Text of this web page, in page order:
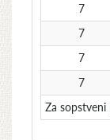
7
7
7
7
Za sopstveni